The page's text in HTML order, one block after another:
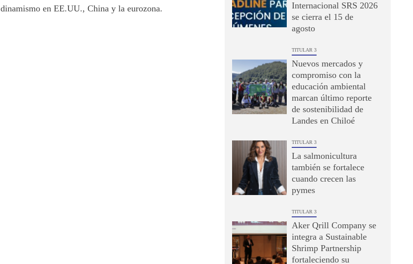
dinamismo en EE.UU., China y la eurozona.
Internacional SRS 2026
se cierra el 15 de
agosto
TITULAR 3
Nuevos mercados y
compromiso con la
educación ambiental
marcan último reporte
de sostenibilidad de
Landes en Chiloé
TITULAR 3
La salmonicultura
también se fortalece
cuando crecen las
pymes
TITULAR 3
Aker Qrill Company se
integra a Sustainable
Shrimp Partnership
fortaleciendo su